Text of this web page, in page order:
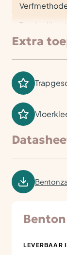
Totale dikte
Extra
Benton
LEVERBAAR